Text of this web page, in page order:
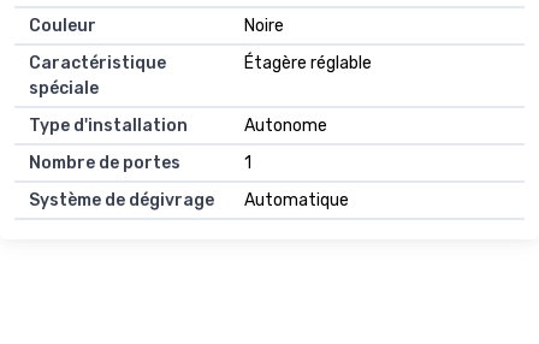
Couleur
Noire
Caractéristique
spéciale
Étagère réglable
Type d'installation
Autonome
Nombre de portes
1
Système de dégivrage
Automatique